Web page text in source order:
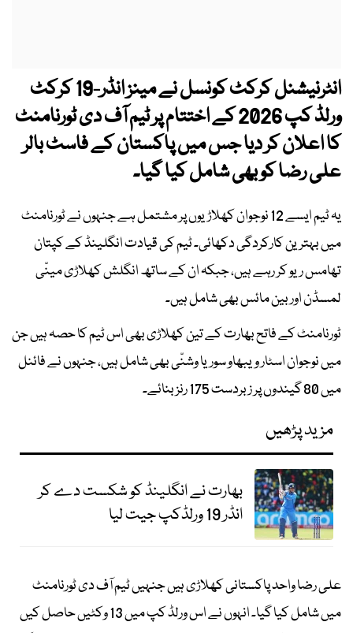
انٹرنیشنل کرکٹ کونسل نے مینز انڈر-19 کرکٹ
ورلڈ کپ 2026 کے اختتام پر ٹیم آف دی ٹورنامنٹ
کا اعلان کر دیا جس میں پاکستان کے فاسٹ بالر
علی رضا کو بھی شامل کیا گیا۔
یہ ٹیم ایسے 12 نوجوان کھلاڑیوں پر مشتمل ہے جنہوں نے ٹورنامنٹ
میں بہترین کارکردگی دکھائی۔ ٹیم کی قیادت انگلینڈ کے کپتان
تھامس ریو کر رہے ہیں، جبکہ ان کے ساتھ انگلش کھلاڑی مینّی
لمسڈن اور بین مائس بھی شامل ہیں۔
ٹورنامنٹ کے فاتح بھارت کے تین کھلاڑی بھی اس ٹیم کا حصہ ہیں جن
میں نوجوان اسٹار ویبھاو سوریا وشنّی بھی شامل ہیں، جنہوں نے فائنل
میں 80 گیندوں پر زبردست 175 رنز بنائے۔
مزید پڑھیں
بھارت نے انگلینڈ کو شکست دے کر
انڈر 19 ورلڈکپ جیت لیا
علی رضا واحد پاکستانی کھلاڑی ہیں جنہیں ٹیم آف دی ٹورنامنٹ
میں شامل کیا گیا۔ انہوں نے اس ورلڈ کپ میں 13 وکٹیں حاصل کیں